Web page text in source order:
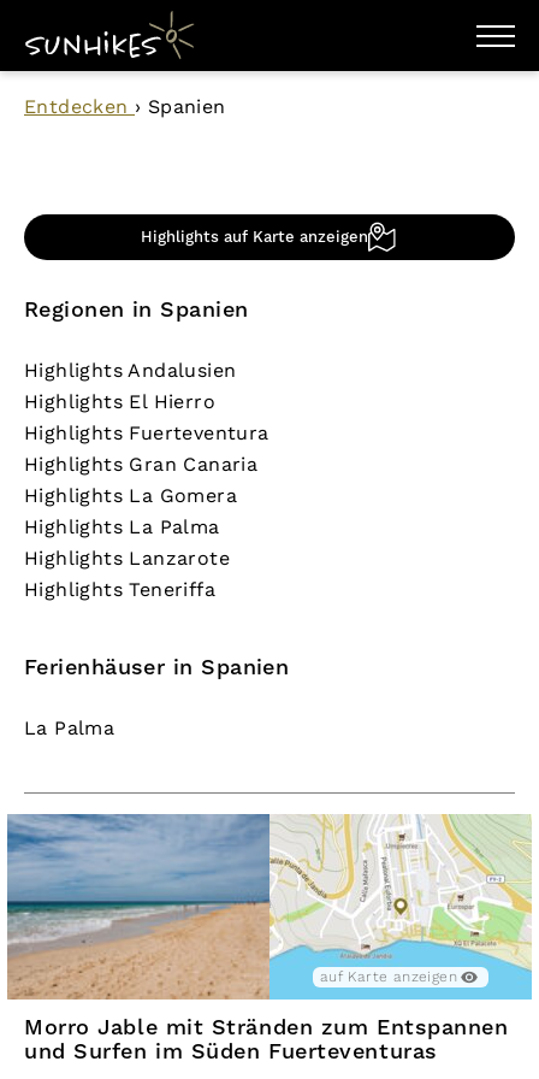
WANDERZIELE
WANDERUNGEN
PLANER
Entdecken › Spanien
Highlights auf Karte anzeigen
Regionen in Spanien
Highlights Andalusien
Highlights El Hierro
Highlights Fuerteventura
Highlights Gran Canaria
Highlights La Gomera
Highlights La Palma
Highlights Lanzarote
Highlights Teneriffa
Ferienhäuser in Spanien
La Palma
auf Karte anzeigen
Morro Jable mit Stränden zum Entspannen
und Surfen im Süden Fuerteventuras